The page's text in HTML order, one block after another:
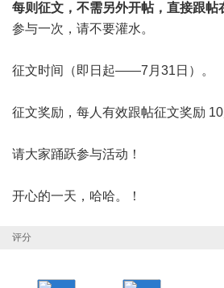
每则征文，不需另外开帖，直接跟帖
参与一次，请不要灌水。
征文时间（即日起——7月31日）。
征文奖励，每人有效跟帖征文奖励 10
请大家踊跃参与活动！
开心的一天，哈哈。！
评分